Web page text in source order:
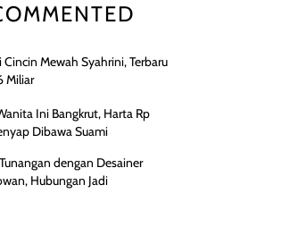
Mewah Syahrini, Terbaru
Miliar
Ini Bangkrut, Harta Rp
Dibawa Suami
dengan Desainer
Hubungan Jadi